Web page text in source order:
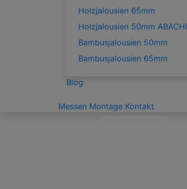
Holzjalousien 65mm
Holzjalousien 50mm ABACHI
Bambusjalousien 50mm
Bambusjalousien 65mm
Blog
Messen Montage Kontakt